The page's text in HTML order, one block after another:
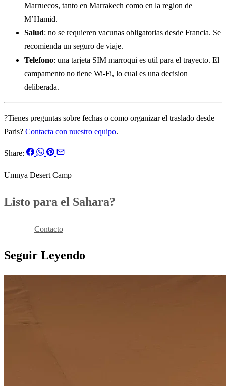
Marruecos, tanto en Marrakech como en la region de
M’Hamid.
Salud: no se requieren vacunas obligatorias desde Francia. Se
recomienda un seguro de viaje.
Telefono: una tarjeta SIM marroqui es util para el trayecto. El
campamento no tiene Wi-Fi, lo cual es una decision
deliberada.
?Tienes preguntas sobre fechas o como organizar el traslado desde
Paris? Contacta con nuestro equipo.
Share:
Umnya Desert Camp
Listo para el Sahara?
Contacto
Seguir Leyendo